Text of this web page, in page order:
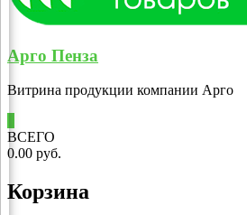
Арго Пенза
Витрина продукции компании Арго
ВСЕГО
0.00 руб.
Корзина